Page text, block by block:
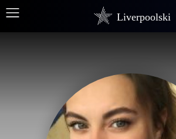
Liverpoolski